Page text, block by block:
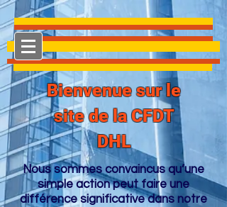
Bienvenue sur le
site de la CFDT
DHL
Nous sommes convaincus qu’une
simple action peut faire une
différence significative dans notre